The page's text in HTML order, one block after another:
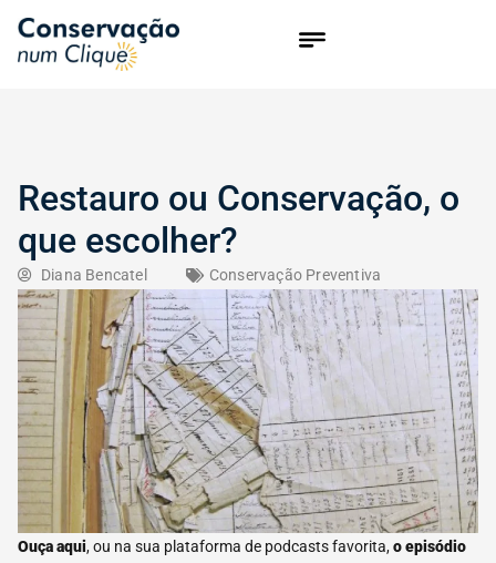
Restauro ou Conservação, o
que escolher?
Diana Bencatel Conservação Preventiva
Ouça aqui, ou na sua plataforma de podcasts favorita,o episódio